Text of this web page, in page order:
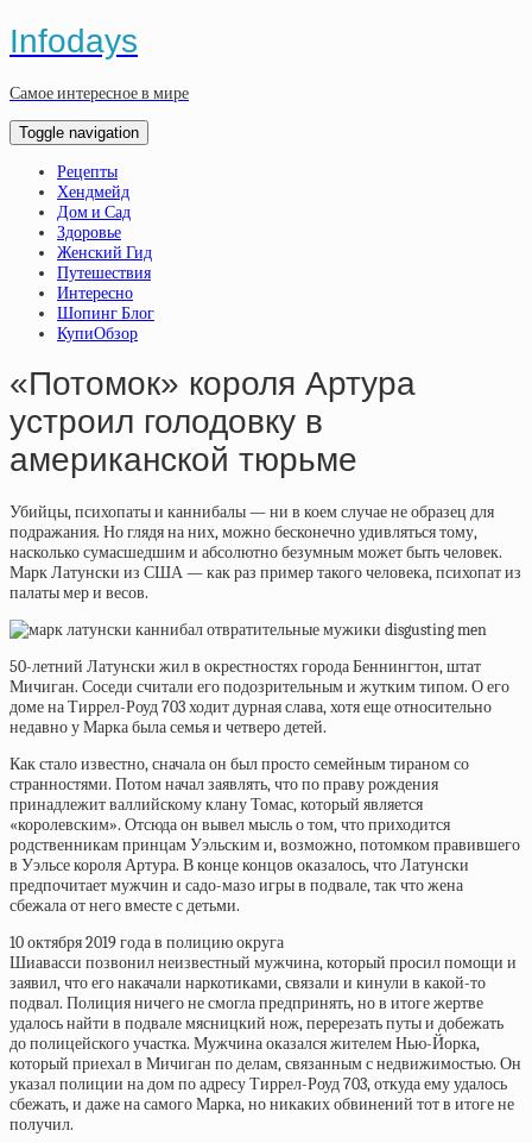
Infodays
Самое интересное в мире
Toggle navigation
Рецепты
Хендмейд
Дом и Сад
Здоровье
Женский Гид
Путешествия
Интересно
Шопинг Блог
КупиОбзор
«Потомок» короля Артура
устроил голодовку в
американской тюрьме
Убийцы, психопаты и каннибалы — ни в коем случае не образец для
подражания. Но глядя на них, можно бесконечно удивляться тому,
насколько сумасшедшим и абсолютно безумным может быть человек.
Марк Латунски из США — как раз пример такого человека, психопат из
палаты мер и весов.
50-летний Латунски жил в окрестностях города Беннингтон, штат
Мичиган. Соседи считали его подозрительным и жутким типом. О его
доме на Тиррел-Роуд 703 ходит дурная слава, хотя еще относительно
недавно у Марка была семья и четверо детей.
Как стало известно, сначала он был просто семейным тираном со
странностями. Потом начал заявлять, что по праву рождения
принадлежит валлийскому клану Томас, который является
«королевским». Отсюда он вывел мысль о том, что приходится
родственникам принцам Уэльским и, возможно, потомком правившего
в Уэльсе короля Артура. В конце концов оказалось, что Латунски
предпочитает мужчин и садо-мазо игры в подвале, так что жена
сбежала от него вместе с детьми.
10 октября 2019 года в полицию округа
Шиавасси позвонилнеизвестный мужчина, который просил помощи и
заявил, что его накачали наркотиками, связали и кинули в какой-то
подвал. Полиция ничего не смогла предпринять, но в итоге жертве
удалось найти в подвале мясницкий нож, перерезать путы и добежать
до полицейского участка. Мужчина оказался жителем Нью-Йорка,
который приехал в Мичиган по делам, связанным с недвижимостью. Он
указал полиции на дом по адресу Тиррел-Роуд 703, откуда ему удалось
сбежать, и даже на самого Марка, но никаких обвинений тот в итоге не
получил.